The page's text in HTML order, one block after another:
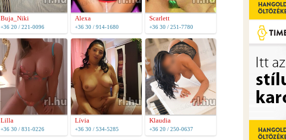
Buja_Niki
+36 20 / 221-0096
Alexa
+36 30 / 914-1680
Scarlett
+36 30 / 251-7780
Lilla
+36 30 / 831-0226
Lívia
+36 30 / 534-5285
Klaudia
+36 20 / 250-0637